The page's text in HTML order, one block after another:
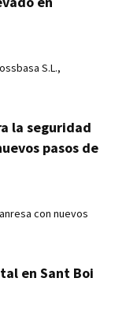
S.L.,
la seguridad
pasos de
con nuevos
en Sant Boi